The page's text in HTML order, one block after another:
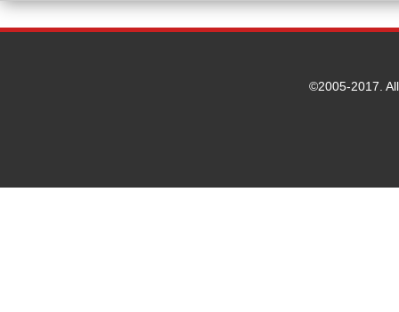
频）
©2005-2017.